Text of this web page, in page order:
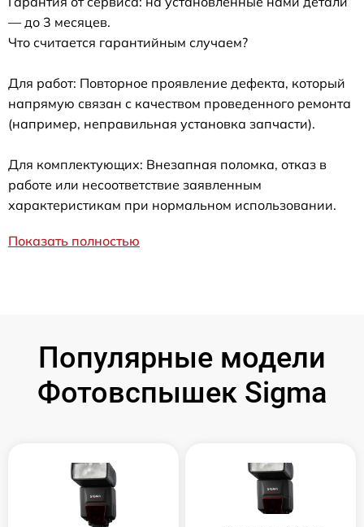
— до 3 месяцев.
Что считается гарантийным случаем?
Для работ: Повторное проявление дефекта, который
напрямую связан с качеством проведенного ремонта
(например, неправильная установка запчасти).
Для комплектующих: Внезапная поломка, отказ в
работе или несоответствие заявленным
характеристикам при нормальном использовании.
Показать полностью
Популярные модели
Фотовспышек Sigma